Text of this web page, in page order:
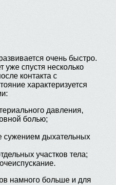
очень быстро.
уже спустя несколько
контакта с
характеризуется
давления,
болью;
сужением дыхательных
участков тела;
намного больше и для